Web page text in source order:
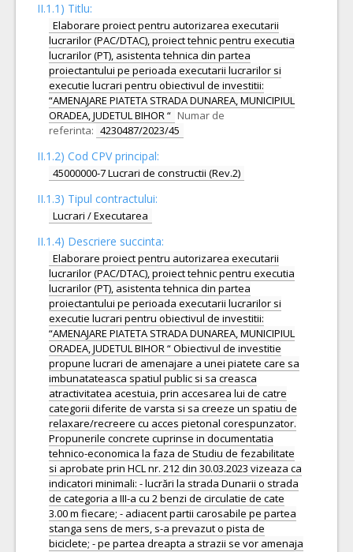
II.1.1) Titlu:
Elaborare proiect pentru autorizarea executarii
lucrarilor (PAC/DTAC), proiect tehnic pentru executia
lucrarilor (PT), asistenta tehnica din partea
proiectantului pe perioada executarii lucrarilor si
executie lucrari pentru obiectivul de investitii:
“AMENAJARE PIATETA STRADA DUNAREA, MUNICIPIUL
ORADEA, JUDETUL BIHOR “ Numar de
referinta: 4230487/2023/45
II.1.2) Cod CPV principal:
45000000-7 Lucrari de constructii (Rev.2)
II.1.3) Tipul contractului:
Lucrari / Executarea
II.1.4) Descriere succinta:
Elaborare proiect pentru autorizarea executarii
lucrarilor (PAC/DTAC), proiect tehnic pentru executia
lucrarilor (PT), asistenta tehnica din partea
proiectantului pe perioada executarii lucrarilor si
executie lucrari pentru obiectivul de investitii:
“AMENAJARE PIATETA STRADA DUNAREA, MUNICIPIUL
ORADEA, JUDETUL BIHOR “ Obiectivul de investitie
propune lucrari de amenajare a unei piatete care sa
imbunatateasca spatiul public si sa creasca
atractivitatea acestuia, prin accesarea lui de catre
categorii diferite de varsta si sa creeze un spatiu de
relaxare/recreere cu acces pietonal corespunzator.
Propunerile concrete cuprinse in documentatia
tehnico-economica la faza de Studiu de fezabilitate
si aprobate prin HCL nr. 212 din 30.03.2023 vizeaza ca
indicatori minimali: - lucrări la strada Dunarii o strada
de categoria a III-a cu 2 benzi de circulatie de cate
3.00 m fiecare; - adiacent partii carosabile pe partea
stanga sens de mers, s-a prevazut o pista de
biciclete; - pe partea dreapta a strazii se vor amenaja